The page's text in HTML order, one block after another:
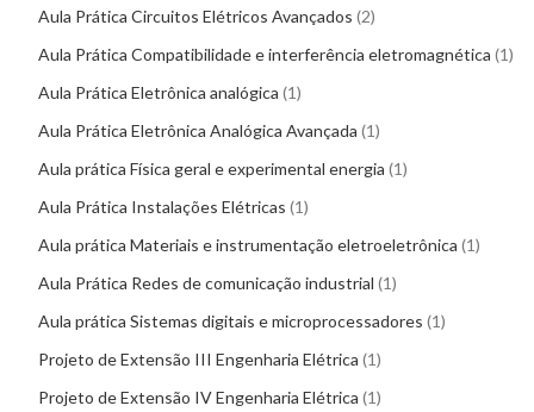
Aula Prática Circuitos Elétricos Avançados 2
Aula Prática Compatibilidade e interferência eletromagnética 1
Aula Prática Eletrônica analógica 1
Aula Prática Eletrônica Analógica Avançada 1
Aula prática Física geral e experimental energia 1
Aula Prática Instalações Elétricas 1
Aula prática Materiais e instrumentação eletroeletrônica 1
Aula Prática Redes de comunicação industrial 1
Aula prática Sistemas digitais e microprocessadores 1
Projeto de Extensão III Engenharia Elétrica 1
Projeto de Extensão IV Engenharia Elétrica 1